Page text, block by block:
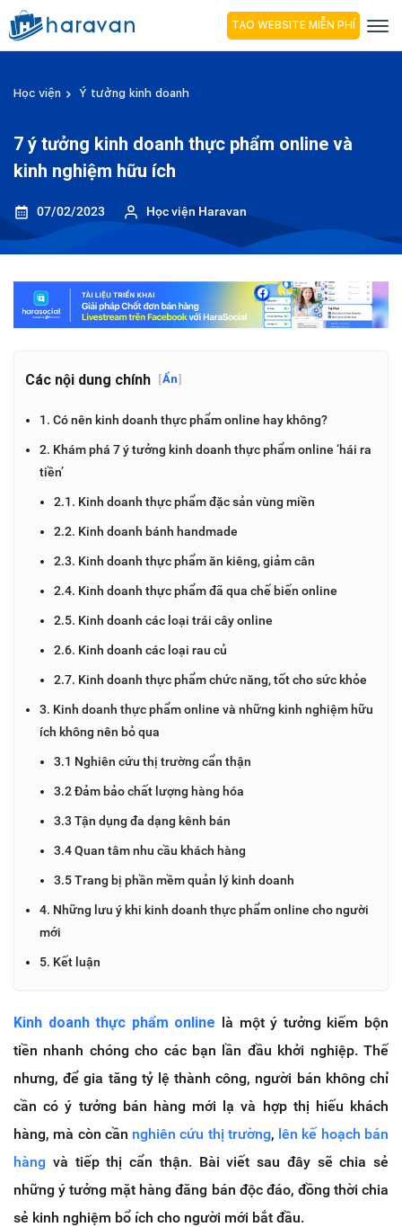
TẠO WEBSITE MIỄN PHÍ
Học viện Ý tưởng kinh doanh
7 ý tưởng kinh doanh thực phẩm online và
kinh nghiệm hữu ích
07/02/2023 Học viện Haravan
Các nội dung chính [Ẩn]
1. Có nên kinh doanh thực phẩm online hay không?
2. Khám phá 7 ý tưởng kinh doanh thực phẩm online ‘hái ra
tiền’
2.1. Kinh doanh thực phẩm đặc sản vùng miền
2.2. Kinh doanh bánh handmade
2.3. Kinh doanh thực phẩm ăn kiêng, giảm cân
2.4. Kinh doanh thực phẩm đã qua chế biến online
2.5. Kinh doanh các loại trái cây online
2.6. Kinh doanh các loại rau củ
2.7. Kinh doanh thực phẩm chức năng, tốt cho sức khỏe
3. Kinh doanh thực phẩm online và những kinh nghiệm hữu
ích không nên bỏ qua
3.1 Nghiên cứu thị trường cẩn thận
3.2 Đảm bảo chất lượng hàng hóa
3.3 Tận dụng đa dạng kênh bán
3.4 Quan tâm nhu cầu khách hàng
3.5 Trang bị phần mềm quản lý kinh doanh
4. Những lưu ý khi kinh doanh thực phẩm online cho người
mới
5. Kết luận
Kinh doanh thực phẩm online là một ý tưởng kiếm bộn
tiền nhanh chóng cho các bạn lần đầu khởi nghiệp. Thế
nhưng, để gia tăng tỷ lệ thành công, người bán không chỉ
cần có ý tưởng bán hàng mới lạ và hợp thị hiếu khách
hàng, mà còn cần nghiên cứu thị trường, lên kế hoạch bán
hàng và tiếp thị cẩn thận. Bài viết sau đây sẽ chia sẻ
những ý tưởng mặt hàng đăng bán độc đáo, đồng thời chia
sẻ kinh nghiệm bổ ích cho người mới bắt đầu.